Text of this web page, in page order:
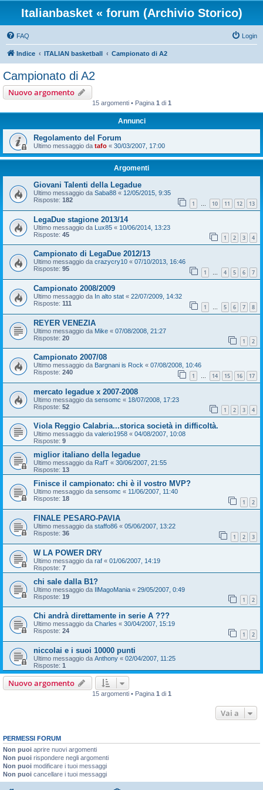
Italianbasket « forum (Archivio Storico)
FAQ Login
Indice ITALIAN basketball Campionato di A2
Campionato di A2
Nuovo argomento
15 argomenti • Pagina 1 di 1
Annunci
Regolamento del Forum
Ultimo messaggio da tafo « 30/03/2007, 17:00
Argomenti
Giovani Talenti della Legadue
Ultimo messaggio da Saba88 « 12/05/2015, 9:35
Risposte: 182 1 … 10 11 12 13
LegaDue stagione 2013/14
Ultimo messaggio da Lux85 « 10/06/2014, 13:23
Risposte: 45 1 2 3 4
Campionato di LegaDue 2012/13
Ultimo messaggio da crazycry10 « 07/10/2013, 16:46
Risposte: 95 1 … 4 5 6 7
Campionato 2008/2009
Ultimo messaggio da In alto stat « 22/07/2009, 14:32
Risposte: 111 1 … 5 6 7 8
REYER VENEZIA
Ultimo messaggio da Mike « 07/08/2008, 21:27
Risposte: 20 1 2
Campionato 2007/08
Ultimo messaggio da Bargnani is Rock « 07/08/2008, 10:46
Risposte: 240 1 … 14 15 16 17
mercato legadue x 2007-2008
Ultimo messaggio da sensomc « 18/07/2008, 17:23
Risposte: 52 1 2 3 4
Viola Reggio Calabria...storica società in difficoltà.
Ultimo messaggio da valerio1958 « 04/08/2007, 10:08
Risposte: 9
miglior italiano della legadue
Ultimo messaggio da RafT « 30/06/2007, 21:55
Risposte: 13
Finisce il campionato: chi è il vostro MVP?
Ultimo messaggio da sensomc « 11/06/2007, 11:40
Risposte: 18 1 2
FINALE PESARO-PAVIA
Ultimo messaggio da staffo86 « 05/06/2007, 13:22
Risposte: 36 1 2 3
W LA POWER DRY
Ultimo messaggio da raf « 01/06/2007, 14:19
Risposte: 7
chi sale dalla B1?
Ultimo messaggio da IlMagoMania « 29/05/2007, 0:49
Risposte: 19 1 2
Chi andrà direttamente in serie A ???
Ultimo messaggio da Charles « 30/04/2007, 15:19
Risposte: 24 1 2
niccolai e i suoi 10000 punti
Ultimo messaggio da Anthony « 02/04/2007, 11:25
Risposte: 1
Nuovo argomento
15 argomenti • Pagina 1 di 1
Vai a
PERMESSI FORUM
Non puoi aprire nuovi argomenti
Non puoi rispondere negli argomenti
Non puoi modificare i tuoi messaggi
Non puoi cancellare i tuoi messaggi